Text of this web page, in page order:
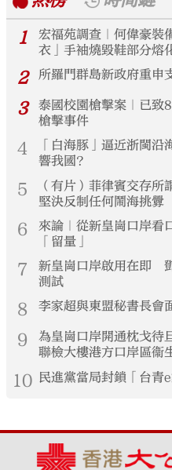
1
宏福苑調查｜何偉豪
衣」手袖燒毀鞋部分熔
2 所羅門群島新政府重
3
泰國校園槍擊案｜已
槍擊事件
4
「白海豚」逼近浙閩
響我國？
5
（有片）菲律賓交存
堅決反制任何鬧海挑釁
6
來論｜從新皇崗口岸
「留量」
7
新皇崗口岸啟用在即
測試
8 李家超與東盟秘書長會
9
為皇崗口岸開通枕戈
聯檢大樓港方口岸區衞
10 民進黨當局封鎖「台